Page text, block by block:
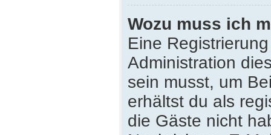
Wozu muss ich
Eine
Administration
sein musst, um
erhältst du als
die Gäste nicht